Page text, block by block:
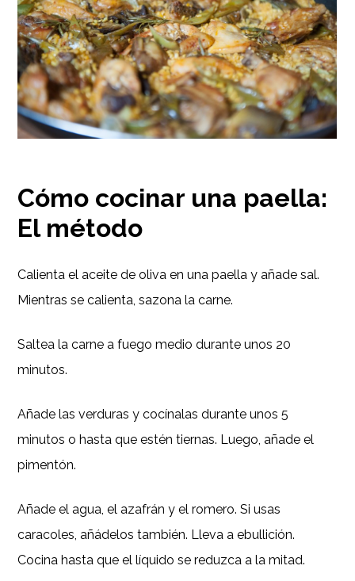
Cómo cocinar una paella:
El método
Calienta el aceite de oliva en una paella y añade sal.
Mientras se calienta, sazona la carne.
Saltea la carne a fuego medio durante unos 20
minutos.
Añade las verduras y cocínalas durante unos 5
minutos o hasta que estén tiernas. Luego, añade el
pimentón.
Añade el agua, el azafrán y el romero. Si usas
caracoles, añádelos también. Lleva a ebullición.
Cocina hasta que el líquido se reduzca a la mitad.